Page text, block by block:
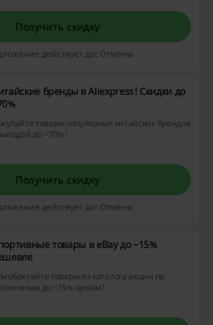
вы сможете сдать настоящий
тест по английскому языку,
Оксфордским
Получить скидку
действует до: Отмены
бренды в Aliexpress! Скидки до
товары популярных китайских брендов
до −70%!
Получить скидку
действует до: Отмены
товары в eBay до −15%
товары из каталога акции по
до −15% ценам!